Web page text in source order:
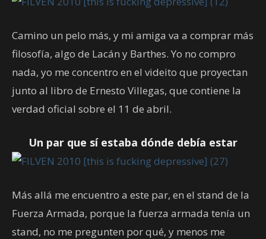
Camino un pelo más, y mi amiga va a comprar más
filosofía, algo de Lacán y Barthes. Yo no compro
nada, yo me concentro en el videito que proyectan
junto al libro de Ernesto Villegas, que contiene la
verdad oficial sobre el 11 de abril.
Un par que sí estaba dónde debía estar
Más allá me encuentro a este par, en el stand de la
Fuerza Armada, porque la fuerza armada tenía un
stand, no me pregunten por qué, y menos me